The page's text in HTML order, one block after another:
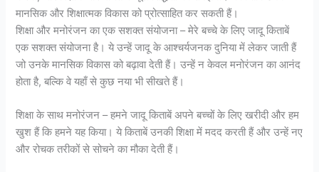
मानसिक और शिक्षात्मक विकास को प्रोत्साहित कर सकती हैं।
शिक्षा और मनोरंजन का एक सशक्त संयोजना – मेरे बच्चे के लिए जादू किताबें
एक सशक्त संयोजना है। ये उन्हें जादू के आश्चर्यजनक दुनिया में लेकर जाती हैं
जो उनके मानसिक विकास को बढ़ावा देती हैं। उन्हें न केवल मनोरंजन का आनंद
होता है, बल्कि वे यहाँ से कुछ नया भी सीखते हैं।
शिक्षा के साथ मनोरंजन – हमने जादू किताबें अपने बच्चों के लिए खरीदी और हम
खुश हैं कि हमने यह किया। ये किताबें उनकी शिक्षा में मदद करती हैं और उन्हें नए
और रोचक तरीकों से सोचने का मौका देती हैं।